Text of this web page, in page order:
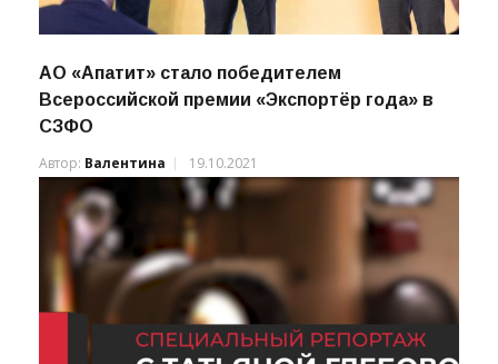
АО «Апатит» стало победителем
Всероссийской премии «Экспортёр года» в
СЗФО
Автор: Валентина 19.10.2021